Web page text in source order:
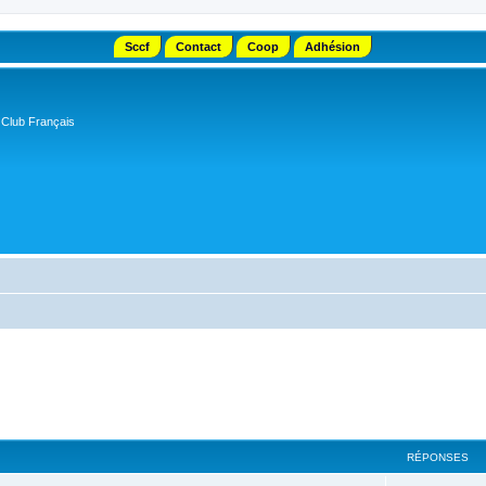
Sccf Contact Coop Adhésion
Français
RÉPONSES